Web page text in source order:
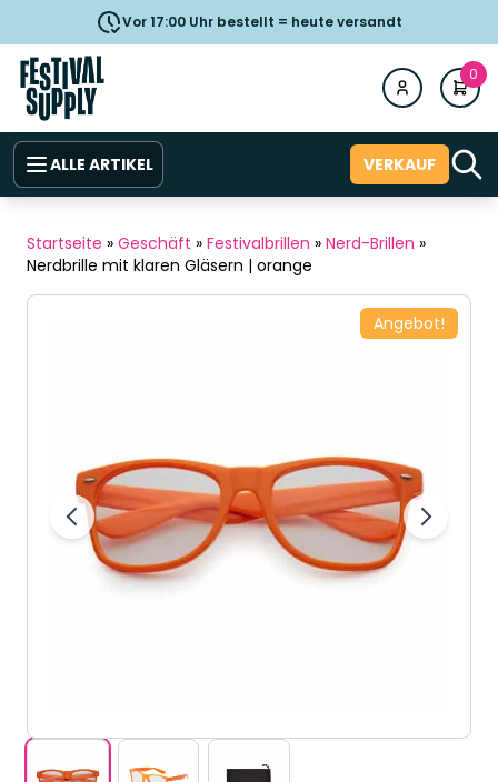
Vor 17:00 Uhr bestellt = heute versandt
0
ALLE ARTIKEL VERKAUF
Startseite » Geschäft » Festivalbrillen » Nerd-Brillen »
Nerdbrille mit klaren Gläsern | orange
Angebot!